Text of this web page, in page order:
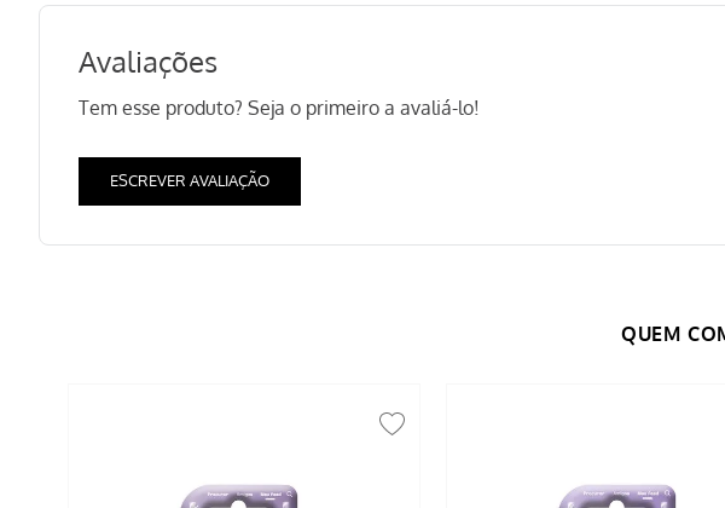
Avaliações
Tem esse produto? Seja o primeiro a avaliá-lo!
ESCREVER AVALIAÇÃO